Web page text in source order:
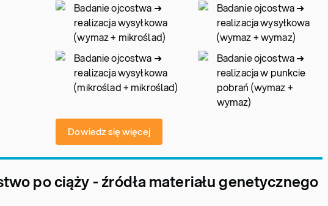
Badanie ojcostwa ➜
realizacja wysyłkowa
(wymaz + mikroślad)
Badanie ojcostwa ➜
realizacja wysyłkowa
(wymaz + wymaz)
Badanie ojcostwa ➜
realizacja wysyłkowa
(mikroślad + mikroślad)
Badanie ojcostwa ➜
realizacja w punkcie
pobrań (wymaz +
wymaz)
Dowiedz się więcej
po ciąży - źródła materiału genetycznego